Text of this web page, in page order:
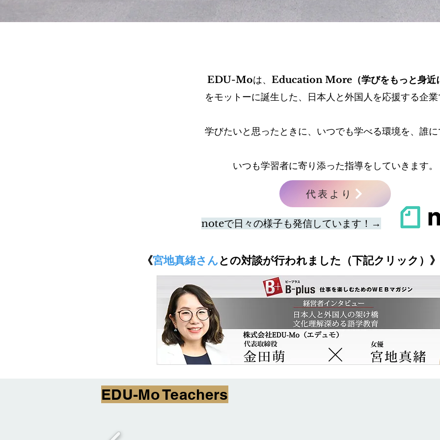
EDU-Moは、 Education More（学びをもっと身近
をモットーに誕生した、日本人と外国人を応援する企
学びたいと思ったときに、いつでも学べる環境を、誰
​いつも学習者に寄り添った指導をしていきます。
代表より
noteで日々の様子も発信しています！→
《​宮地真緒さんとの対談が行われました （下記クリック）》
EDU-Mo Teachers